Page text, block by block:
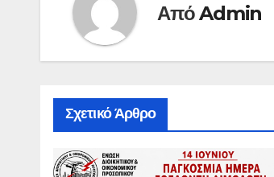
ΑπόAdmin
Σχετικό Άρθρο